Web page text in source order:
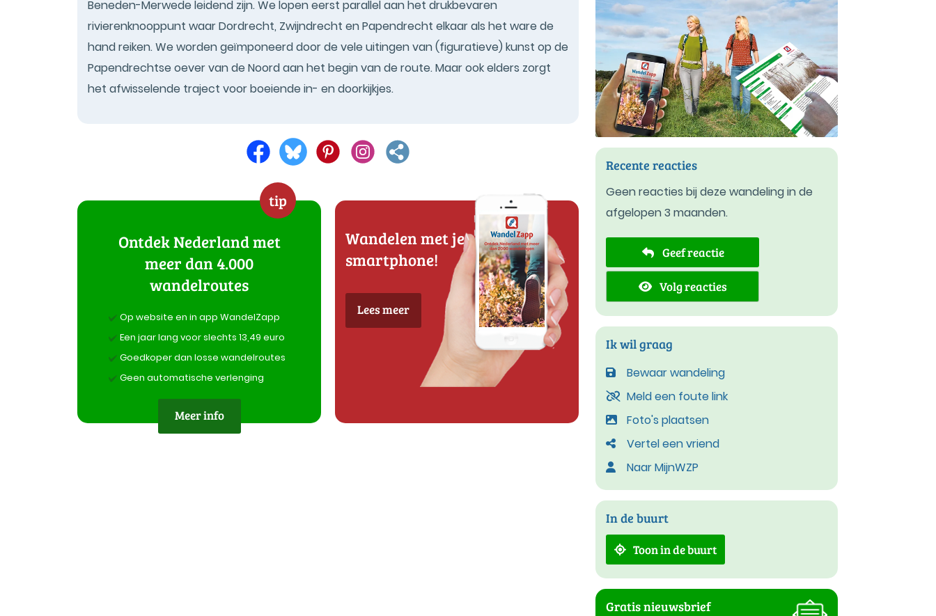
Beneden-Merwede leidend zijn. We lopen eerst parallel aan het drukbevaren
rivierenknooppunt waar Dordrecht, Zwijndrecht en Papendrecht elkaar als het ware de
hand reiken. We worden geïmponeerd door de vele uitingen van (figuratieve) kunst op de
Papendrechtse oever van de Noord aan het begin van de route. Maar ook elders zorgt
het afwisselende traject voor boeiende in- en doorkijkjes.
tip
Ontdek Nederland met
meer dan 4.000
wandelroutes
Op website en in app WandelZapp
Een jaar lang voor slechts 13,49 euro
Goedkoper dan losse wandelroutes
Geen automatische verlenging
Meer info
Wandelen met je
smartphone!
Lees meer
Recente reacties
Geen reacties bij deze wandeling in de
afgelopen 3 maanden.
Geef reactie
Volg reacties
Ik wil graag
Bewaar wandeling
Meld een foute link
Foto's plaatsen
Vertel een vriend
Naar MijnWZP
In de buurt
Toon in de buurt
Gratis nieuwsbrief